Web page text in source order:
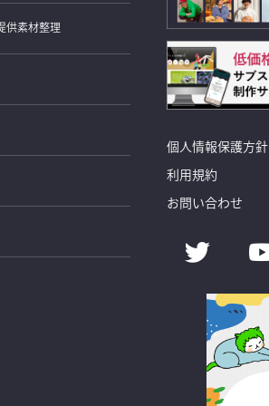
供素材整理
個人情報保護方針
利用規約
お問い合わせ